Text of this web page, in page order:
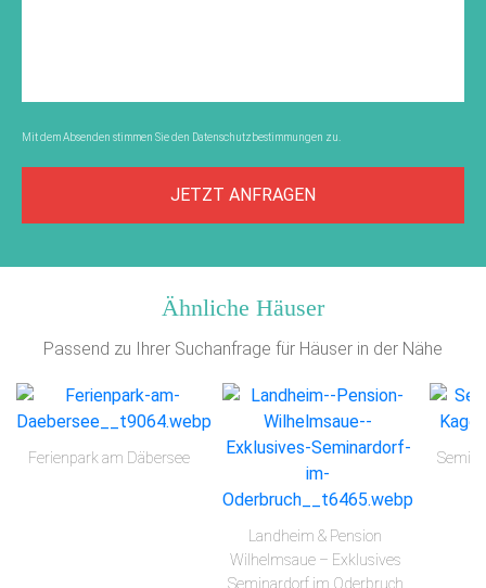
Mit dem Absenden stimmen Sie den Datenschutzbestimmungen zu.
JETZT ANFRAGEN
Ähnliche Häuser
Passend zu Ihrer Suchanfrage für Häuser in der Nähe
Ferienpark am Däbersee
Landheim & Pension
Wilhelmsaue – Exklusives
Seminardorf im Oderbruch